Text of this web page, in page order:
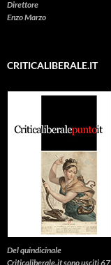
Direttore
Enzo Marzo
CRITICALIBERALE.IT
Del quindicinale
Criticaliberale.it sono usciti 67